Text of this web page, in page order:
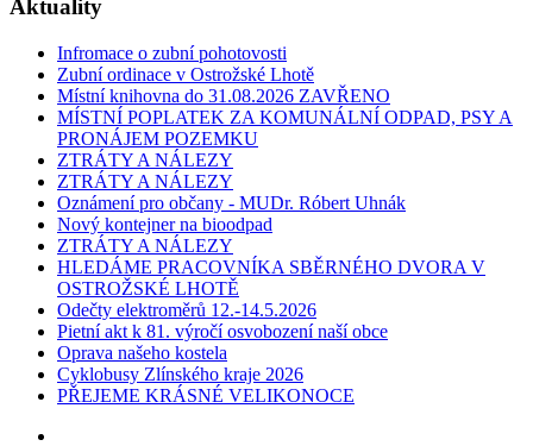
Aktuality
Infromace o zubní pohotovosti
Zubní ordinace v Ostrožské Lhotě
Místní knihovna do 31.08.2026 ZAVŘENO
MÍSTNÍ POPLATEK ZA KOMUNÁLNÍ ODPAD, PSY A
PRONÁJEM POZEMKU
ZTRÁTY A NÁLEZY
ZTRÁTY A NÁLEZY
Oznámení pro občany - MUDr. Róbert Uhnák
Nový kontejner na bioodpad
ZTRÁTY A NÁLEZY
HLEDÁME PRACOVNÍKA SBĚRNÉHO DVORA V
OSTROŽSKÉ LHOTĚ
Odečty elektroměrů 12.-14.5.2026
Pietní akt k 81. výročí osvobození naší obce
Oprava našeho kostela
Cyklobusy Zlínského kraje 2026
PŘEJEME KRÁSNÉ VELIKONOCE